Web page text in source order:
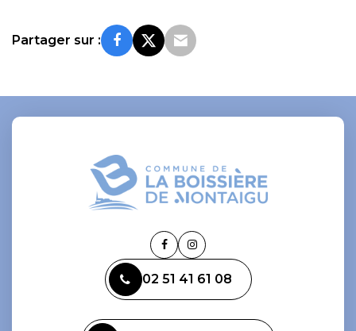
Partager sur :
Lien
le
compte
Lien
le
compte
02 51 41 61 08